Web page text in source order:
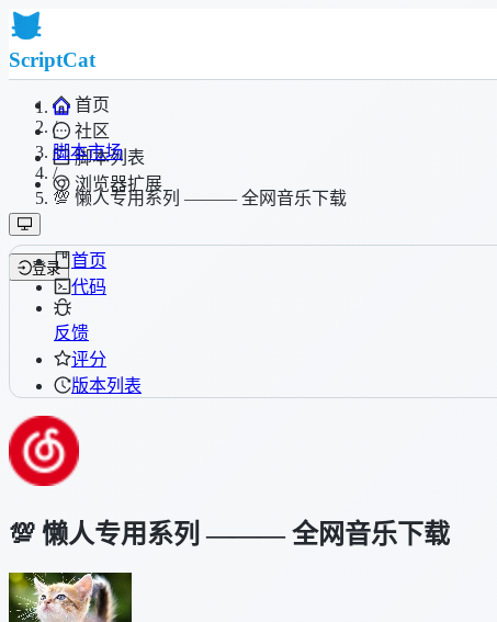
ScriptCat
首页
社区
脚本列表
浏览器扩展
登录
/
脚本市场
/
💯 懒人专用系列 ——— 全网音乐下载
首页
代码
反馈
评分
版本列表
💯 懒人专用系列 ——— 全网音乐下载